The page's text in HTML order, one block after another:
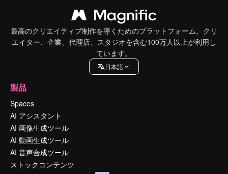
最高のクリエイティブ制作を導くためのプラットフォーム。クリ
エイター、企業、代理店、スタジオを含む100万人以上が利用し
ています。
日本語
製品
Spaces
AI アシスタント
AI 画像生成ツール
AI 動画生成ツール
AI 音声合成ツール
ストックコンテンツ